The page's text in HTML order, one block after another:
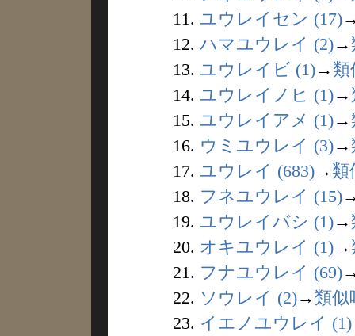
11. ユウレイセン (17)
12. ハマユウレイ (2)→
13. ユウレイビ (1)→ 類
14. ユウレイノヒ (1)→
15. ユウレイアメ (1)→
16. ウミユウレイ (3)→
17. ユウレイ (683)→ 類
18. フネユウレイ (15)
19. ユウレイバシ (1)→
20. オキユウレイ (1)→
21. フナユウレイ (69)
22. ソウレイ (2)→ 類似
23. イエノユウレイ (1)